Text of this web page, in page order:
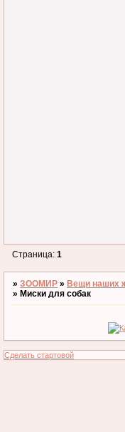
Страница:1
»ЗООМИР » Вещи наших
» Миски для собак
Сделать стартовой